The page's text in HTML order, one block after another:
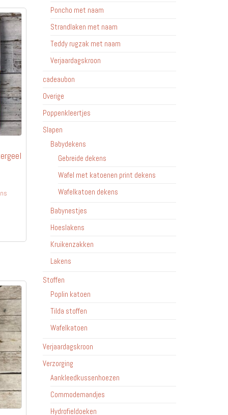
productpagina
Poncho met naam
Strandlaken met naam
Teddy rugzak met naam
Verjaardagskroon
cadeaubon
Overige
Poppenkleertjes
Slapen
Babydekens
Gebreide dekens
Wafel met katoenen print dekens
Wafelkatoen dekens
Babynestjes
Hoeslakens
Kruikenzakken
Lakens
Stoffen
Poplin katoen
Tilda stoffen
Wafelkatoen
Verjaardagskroon
Verzorging
Aankleedkussenhoezen
Commodemandjes
Hydrofieldoeken